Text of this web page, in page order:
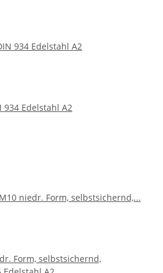
Edelstahl A2
Form, selbstsichernd,